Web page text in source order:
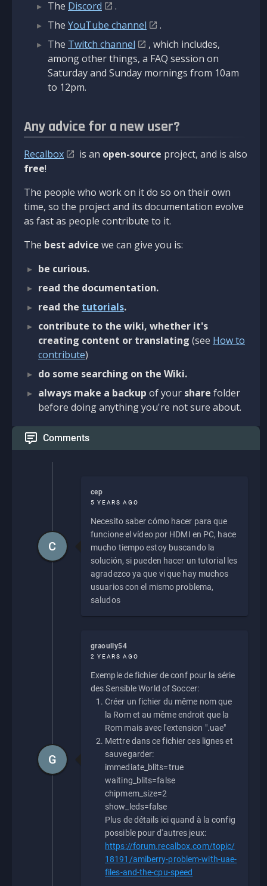
The Discord
.
The YouTube channel
.
The Twitch channel
, which includes,
among other things, a FAQ session on
Saturday and Sunday mornings from 10am
to 12pm.
Any advice for a new user?
Recalbox is an open-source project, and is also
free!
The people who work on it do so on their own
time, so the project and its documentation evolve
as fast as people contribute to it.
The best advice we can give you is:
be curious.
read the documentation.
read the tutorials.
contribute to the wiki, whether it's
creating content or translating (see How to
contribute)
do some searching on the Wiki.
always make a backup of your share folder
before doing anything you're not sure about.
Comments
cep
5 YEARS AGO
Necesito saber cómo hacer para que
funcione el vídeo por HDMI en PC, hace
mucho tiempo estoy buscando la
solución, si pueden hacer un tutorial les
agradezco ya que vi que hay muchos
usuarios con el mismo problema,
saludos
C
graoully54
2 YEARS AGO
Exemple de fichier de conf pour la série
des Sensible World of Soccer:
Créer un fichier du même nom que
la Rom et au même endroit que la
Rom mais avec l'extension ".uae"
Mettre dans ce fichier ces lignes et
sauvegarder:
immediate_blits=true
waiting_blits=false
chipmem_size=2
show_leds=false
Plus de détails ici quand à la config
possible pour d'autres jeux:
https://forum.recalbox.com/topic/
18191/amiberry-problem-with-uae-
files-and-the-cpu-speed
G